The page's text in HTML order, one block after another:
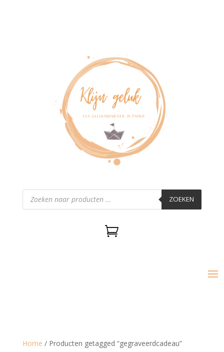
Producten
zoeken ZOEKEN

Home / Producten getagged “gegraveerdcadeau”